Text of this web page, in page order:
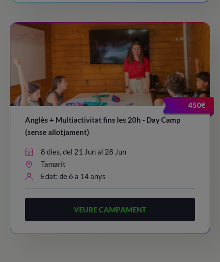
450€
Anglès + Multiactivitat fins les 20h - Day Camp
(sense allotjament)
8 dies, del 21 Jun al 28 Jun
Tamarit
Edat: de 6 a 14 anys
VEURE CAMPAMENT